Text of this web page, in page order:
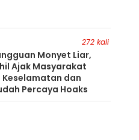
272 kali
Monyet Liar,
Ajak Masyarakat
dan
Percaya Hoaks